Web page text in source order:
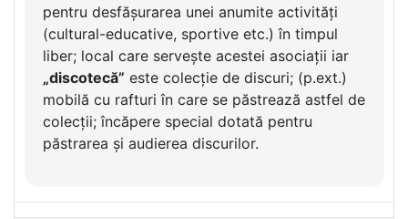
pentru desfășurarea unei anumite activități
(cultural-educative, sportive etc.) în timpul
liber; local care servește acestei asociații iar
„discotecă” este colecție de discuri; (p.ext.)
mobilă cu rafturi în care se păstrează astfel de
colecții; încăpere special dotată pentru
păstrarea și audierea discurilor.